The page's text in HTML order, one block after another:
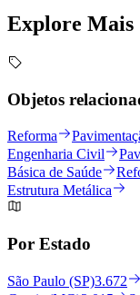
Explore Mais
Objetos
Reforma
Engenharia Civil
Básica de Saúde
Estrutura Metálica
Por Estado
São Paulo (SP)3.672